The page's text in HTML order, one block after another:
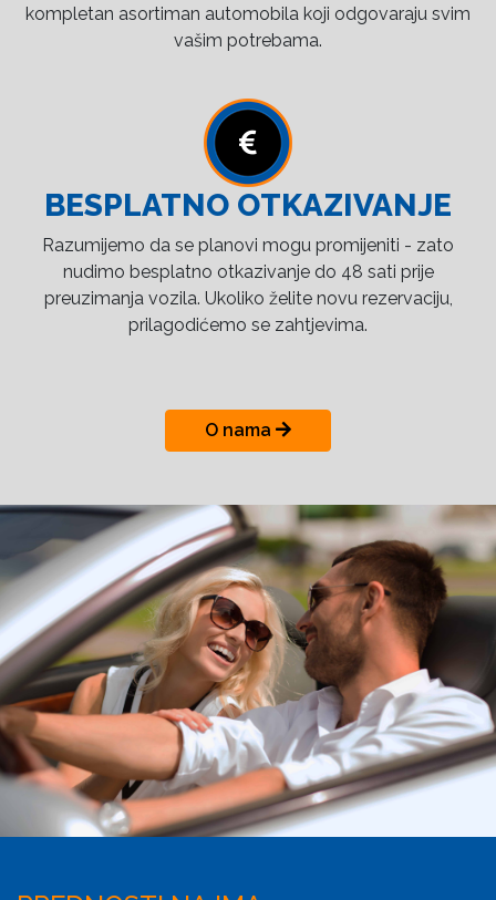
kompletan asortiman automobila koji odgovaraju svim
vašim potrebama.
BESPLATNO OTKAZIVANJE
Razumijemo da se planovi mogu promijeniti - zato
nudimo besplatno otkazivanje do 48 sati prije
preuzimanja vozila. Ukoliko želite novu rezervaciju,
prilagodićemo se zahtjevima.
O nama